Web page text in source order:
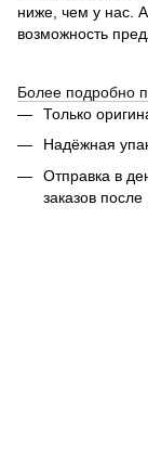
ниже, чем у нас.
возможность
Более подробно
Только
Надёжная
Отправка в
заказов